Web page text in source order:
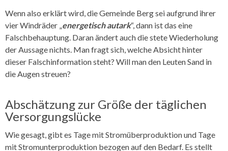
Wenn also erklärt wird, die Gemeinde Berg sei aufgrund ihrer
vier Windräder „energetisch autark“, dann ist das eine
Falschbehauptung. Daran ändert auch die stete Wiederholung
der Aussage nichts. Man fragt sich, welche Absicht hinter
dieser Falschinformation steht? Will man den Leuten Sand in
die Augen streuen?
Abschätzung zur Größe der täglichen
Versorgungslücke
Wie gesagt, gibt es Tage mit Stromüberproduktion und Tage
mit Stromunterproduktion bezogen auf den Bedarf. Es stellt